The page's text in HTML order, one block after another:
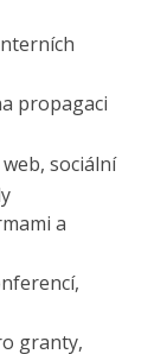
propagaci
sociální
a
granty,